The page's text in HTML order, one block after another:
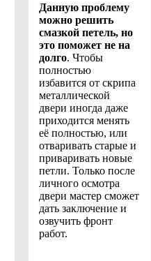
Данную проблему
можно решить
смазкой петель, но
это поможет не на
долго. Чтобы
полностью
избавится от скрипа
металлической
двери иногда даже
приходится менять
её полностью, или
отваривать старые и
приваривать новые
петли. Только после
личного осмотра
двери мастер сможет
дать заключение и
озвучить фронт
работ.